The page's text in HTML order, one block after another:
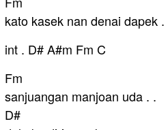
kato kasek nan denai dapek .
int . D# A#m Fm C
Fm
sanjuangan manjoan uda . .
D#